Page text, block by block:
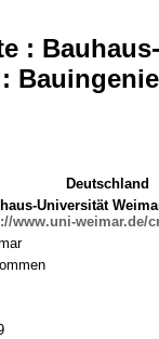
:
Deutschland
Universität
www.uni-weimar.de/